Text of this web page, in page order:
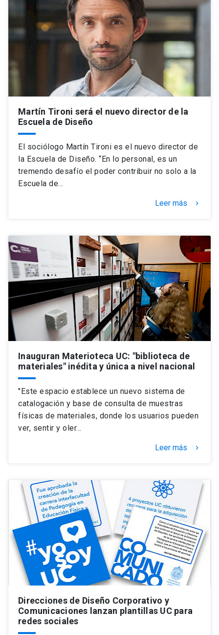
Martín Tironi será el nuevo director de la
Escuela de Diseño
El sociólogo Martín Tironi es el nuevo director de
la Escuela de Diseño. “En lo personal, es un
tremendo desafío el poder contribuir no solo a la
Escuela de…
Leer más keyboard_arrow_right
Inauguran Materioteca UC: "biblioteca de
materiales" inédita y única a nivel nacional
"Este espacio establece un nuevo sistema de
catalogación y base de consulta de muestras
físicas de materiales, donde los usuarios pueden
ver, sentir y oler…
Leer más keyboard_arrow_right
Direcciones de Diseño Corporativo y
Comunicaciones lanzan plantillas UC para
redes sociales